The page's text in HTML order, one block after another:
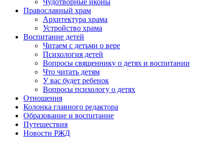
Чудотворные иконы
Православный храм
Архитектура храма
Устройство храма
Воспитание детей
Читаем с детьми о вере
Психология детей
Вопросы священнику о детях и воспитании
Что читать детям
У вас будет ребенок
Вопросы психологу о детях
Отношения
Колонка главного редактора
Образование и воспитание
Путешествия
Новости РЖД